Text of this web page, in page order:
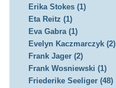
Erika Stokes (1)
Eta Reitz (1)
Eva Gabra (1)
Evelyn Kaczmarczyk (2)
Frank Jager (2)
Frank Wosniewski (1)
Friederike Seeliger (48)